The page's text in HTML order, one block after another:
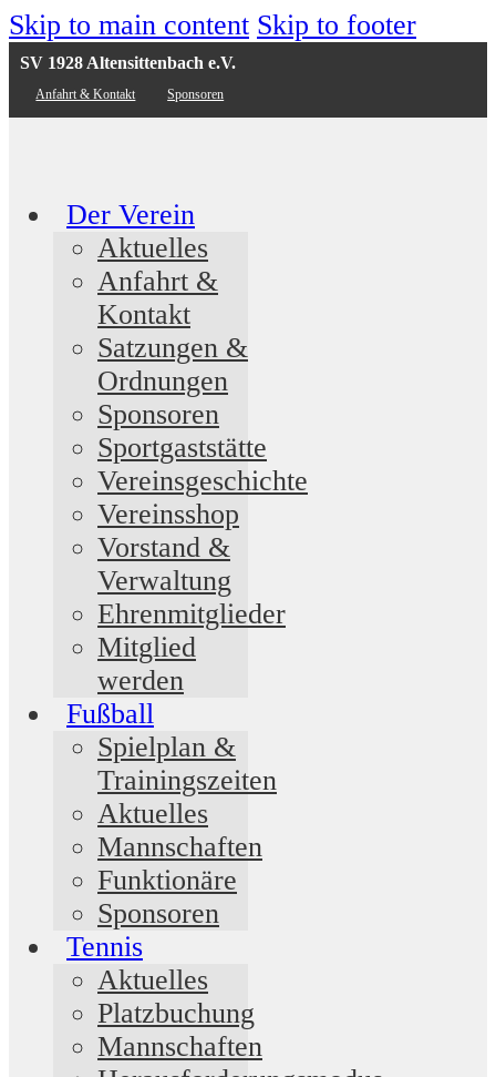
Skip to main content Skip to footer
SV 1928 Altensittenbach e.V.
Anfahrt & Kontakt Sponsoren
Der Verein
Aktuelles
Anfahrt &
Kontakt
Satzungen &
Ordnungen
Sponsoren
Sportgaststätte
Vereinsgeschichte
Vereinsshop
Vorstand &
Verwaltung
Ehrenmitglieder
Mitglied
werden
Fußball
Spielplan &
Trainingszeiten
Aktuelles
Mannschaften
Funktionäre
Sponsoren
Tennis
Aktuelles
Platzbuchung
Mannschaften